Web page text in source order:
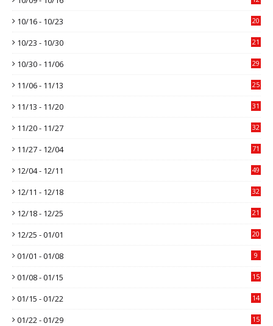
10/16 - 10/23 20
10/23 - 10/30 21
10/30 - 11/06 29
11/06 - 11/13 25
11/13 - 11/20 31
11/20 - 11/27 32
11/27 - 12/04 71
12/04 - 12/11 49
12/11 - 12/18 32
12/18 - 12/25 21
12/25 - 01/01 20
01/01 - 01/08 9
01/08 - 01/15 15
01/15 - 01/22 14
01/22 - 01/29 15